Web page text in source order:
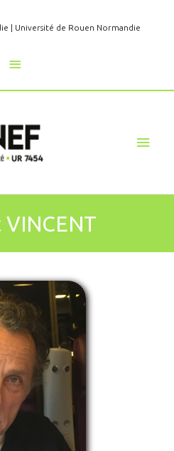
| Université de Rouen Normandie
Au
dessus
l'en-